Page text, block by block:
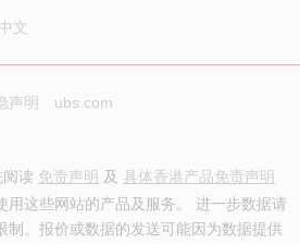
文
声明 ubs.com
读 免责声明 及 具体香港产品免责声明
用这些网站的产品及服务。 进一步数据请
制。报价或数据的发送可能因为数据提供